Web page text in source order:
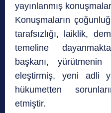
yayınlanmış
Konuşmaların
tarafsızlığı, laiklik,
temeline
başkanı, yürütmenin
eleştirmiş, yeni adli
hükumetten
etmiştir.